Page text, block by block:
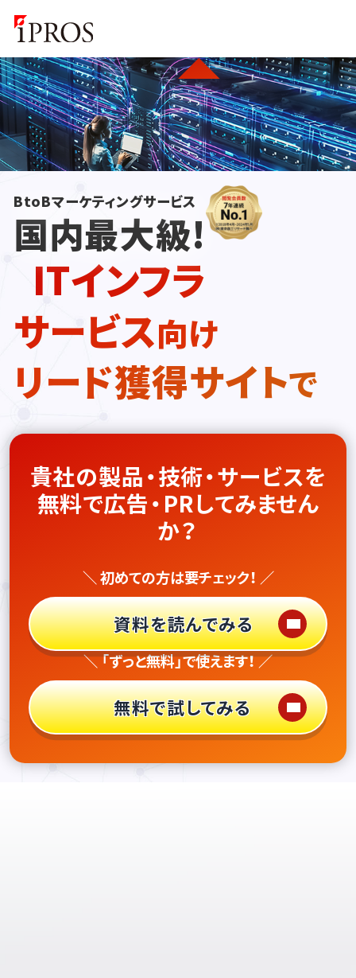
BtoBマーケティングサービス
国内最大級!
ITインフラ
サービス向け
リード獲得サイトで
貴社の製品・技術・サービスを
無料で広告・PRしてみません
か？
＼ 初めての方は要チェック！ ／
資料を読んでみる
＼ 「ずっと無料」で使えます！ ／
無料で試してみる